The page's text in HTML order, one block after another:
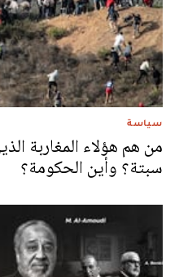
سياسة
من هم هؤلاء المغاربة
سبتة؟ وأين الحكومة؟